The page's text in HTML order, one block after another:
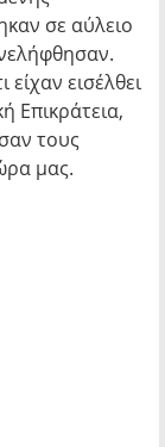
σε αύλειο
εισέλθει
Επικράτεια,
τους
μας.